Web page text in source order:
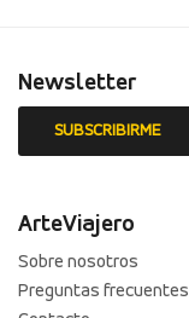
Newsletter
ArteViajero
Sobre nosotros
Preguntas frecuentes